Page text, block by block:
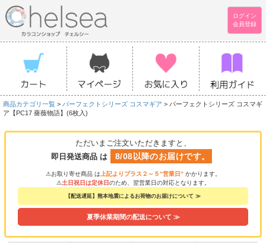
ログイン
会員登録
商品カテゴリ一覧 > パーフェクトシリーズ コスマギア > パーフェクトシリーズ コスマギ
ア【PC17 薔薇物語】(6枚入)
ただいまご注文いただきますと、
即日発送商品 は
8/08以降のお届けです。
⚠お取り寄せ商品 は 上記よりプラス２～５”営業日” かかります。
⚠土日祝日は定休日のため、翌営業日の対応となります。
【配送遅延】熊本地震によるお荷物のお届けについて ≫
夏季休業期間の配送について ≫